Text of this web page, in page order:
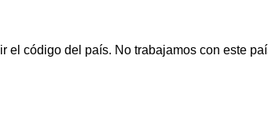
el código del país. No trabajamos con este